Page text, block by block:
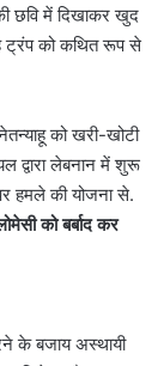
छवि में दिखाकर खुद
को कथित रूप से
को खरी-खोटी
द्वारा लेबनान में शुरू
हमले की योजना से.
को बर्बाद कर
के बजाय अस्थायी